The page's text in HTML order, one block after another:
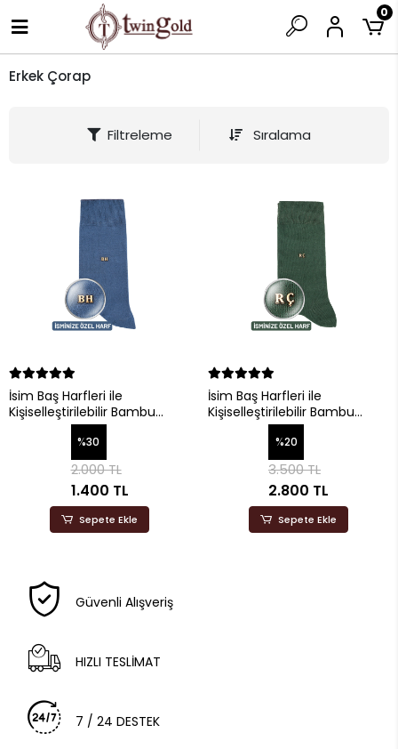
0
Erkek Çorap
Filtreleme Sıralama
İsim Baş Harfleri ile
Kişiselleştirilebilir Bambu
Çorap 6 lı Konsept
%30
2.000 TL
1.400 TL
Sepete Ekle
İsim Baş Harfleri ile
Kişiselleştirilebilir Bambu
Çorap 12 li Konsept
%20
3.500 TL
2.800 TL
Sepete Ekle
Güvenli Alışveriş
HIZLI TESLİMAT
7 / 24 DESTEK